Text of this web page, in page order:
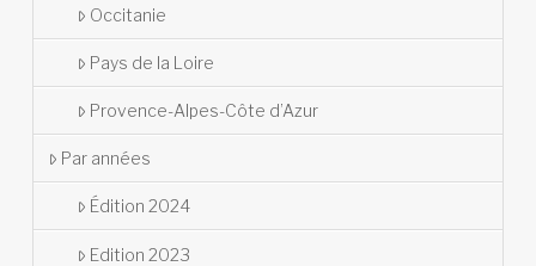
Occitanie
Pays de la Loire
Provence-Alpes-Côte d’Azur
Par années
Édition 2024
Edition 2023